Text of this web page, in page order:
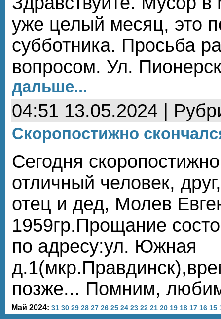
уже целый месяц, это
субботника. Просьба
вопросом. Ул.
дальше...
04:51 13.05.2024 |
Скоропостижно
Сегодня
отличный человек,
отец и дед, Молев
1959гр.Прощание
по адресу:ул. Южная
позже... Помним,
Май 2024: 31 30 29 28 27 26 25 24 23 22 21 20 19 18 17 16 15